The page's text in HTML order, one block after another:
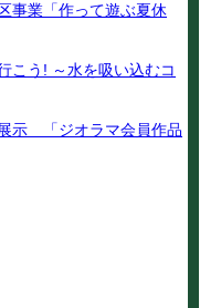
事業「作って遊ぶ夏休
う! ～水を吸い込むコ
示 「ジオラマ会員作品